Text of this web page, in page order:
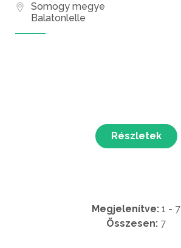
Somogy megye
Balatonlelle
Részletek
Megjelenítve: 1 - 7
Összesen: 7